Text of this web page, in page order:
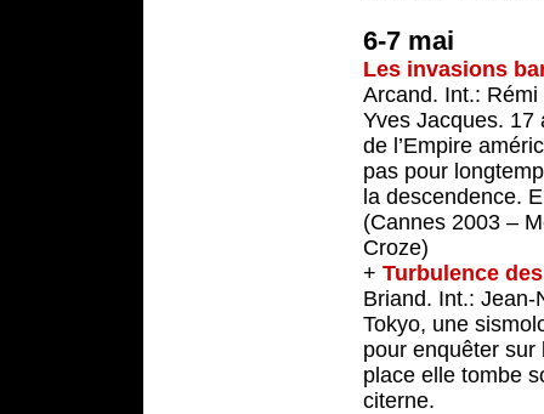
6-7 mai
Les invasions
Arcand. Int.:
Yves Jacques. 17
de l’Empire
pas pour
la descendence.
(Cannes 2003 –
Croze)
+ Turbulence
Briand. Int.:
Tokyo, une
pour enquêter sur
place elle tombe
citerne.